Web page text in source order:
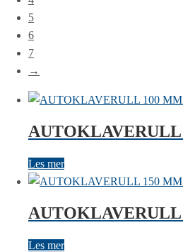
5
6
7
→
Les mer
Les mer